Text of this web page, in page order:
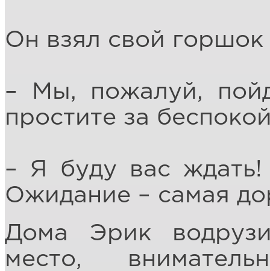
Он взял свой горшок
– Мы, пожалуй,
простите за
– Я буду вас
Ожидание – самая
Дома Эрик
место,